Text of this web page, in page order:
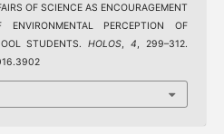
OF SCIENCE AS ENCOURAGEMENT
PERCEPTION OF
STUDENTS.HOLOS,4, 299–312.